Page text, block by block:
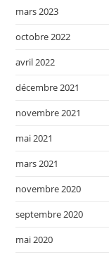
mars 2023
octobre 2022
avril 2022
décembre 2021
novembre 2021
mai 2021
mars 2021
novembre 2020
septembre 2020
mai 2020